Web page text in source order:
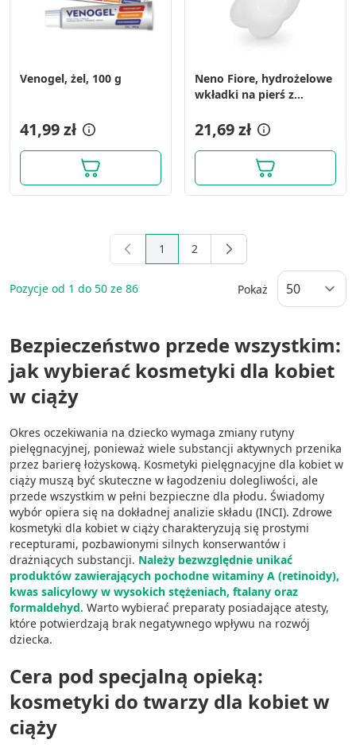
Venogel, żel, 100 g
41,99 zł
Neno Fiore, hydrożelowe
wkładki na pierś z
21,69 zł
Pozycje od 1 do 50 ze 86
You're currently reading page
1 Page
2
Pokaż
Bezpieczeństwo przede wszystkim:
jak wybierać kosmetyki dla kobiet
w ciąży
Okres oczekiwania na dziecko wymaga zmiany rutyny
pielęgnacyjnej, ponieważ wiele substancji aktywnych przenika
przez barierę łożyskową. Kosmetyki pielęgnacyjne dla kobiet w
ciąży muszą być skuteczne w łagodzeniu dolegliwości, ale
przede wszystkim w pełni bezpieczne dla płodu. Świadomy
wybór opiera się na dokładnej analizie składu (INCI). Zdrowe
kosmetyki dla kobiet w ciąży charakteryzują się prostymi
recepturami, pozbawionymi silnych konserwantów i
drażniących substancji. Należy bezwzględnie unikać
produktów zawierających pochodne witaminy A (retinoidy),
kwas salicylowy w wysokich stężeniach, ftalany oraz
formaldehyd. Warto wybierać preparaty posiadające atesty,
które potwierdzają brak negatywnego wpływu na rozwój
dziecka.
Cera pod specjalną opieką:
kosmetyki do twarzy dla kobiet w
ciąży